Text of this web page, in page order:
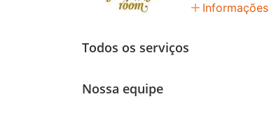
add Informações
Todos os serviços
Nossa equipe